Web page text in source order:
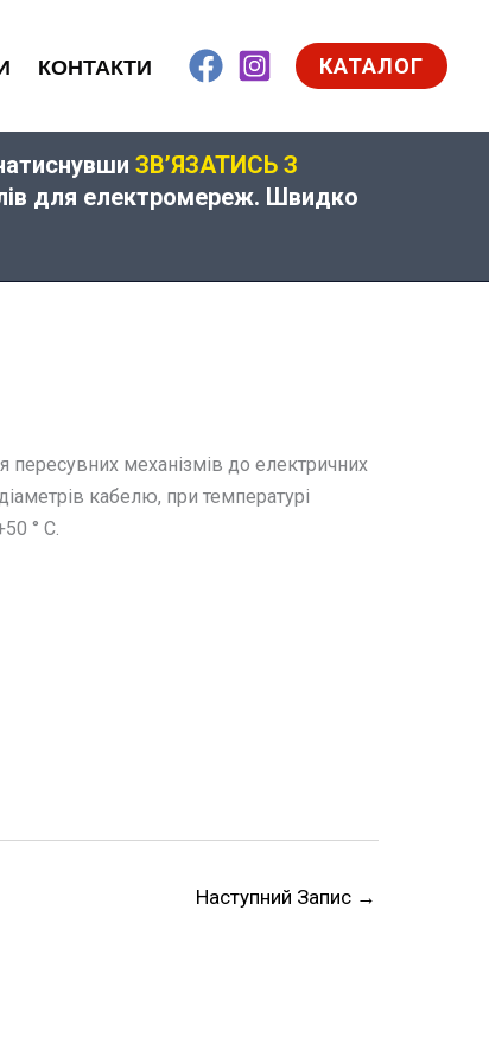
КОНТАКТИ КАТАЛОГ
ЗВ’ЯЗАТИСЬ З
для електромереж. Швидко
пересувних механізмів до електричних
кабелю, при температурі
° С.
Наступний Запис →